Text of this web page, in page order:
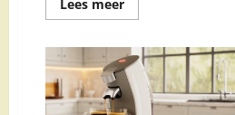
Lees meer
meer
folder:
aanbiedingen,
acties
en
weekdeals